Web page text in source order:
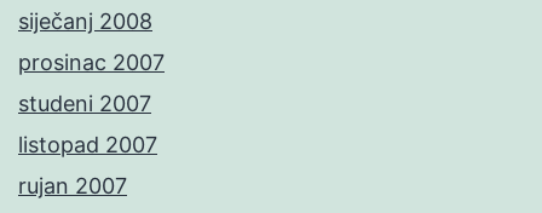
siječanj 2008
prosinac 2007
studeni 2007
listopad 2007
rujan 2007